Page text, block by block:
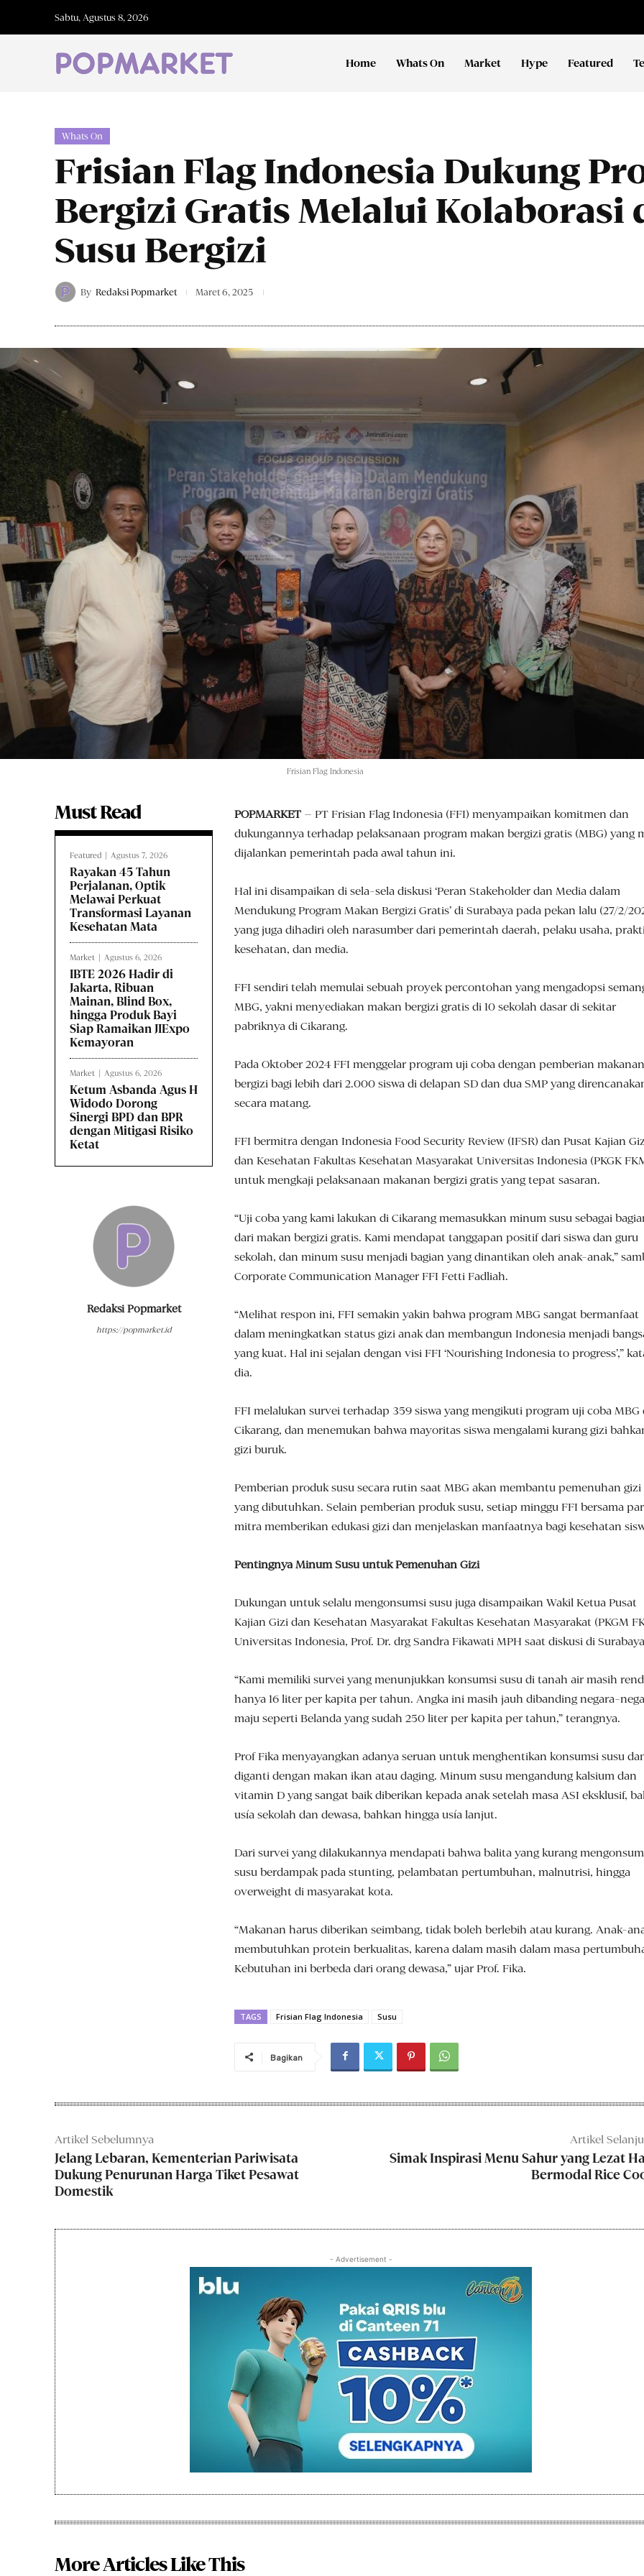
Sabtu, Agustus 8, 2026
Home Whats On Market Hype Featured
Whats On
Frisian Flag Indonesia Dukung
Bergizi Gratis Melalui Kolaborasi
Susu Bergizi
By Redaksi Popmarket Maret 6, 2025
Frisian Flag Indonesia
Must Read
Featured Agustus 7, 2026
Rayakan 45 Tahun
Perjalanan, Optik
Melawai Perkuat
Transformasi Layanan
Kesehatan Mata
Market Agustus 6, 2026
IBTE 2026 Hadir di
Jakarta, Ribuan
Mainan, Blind Box,
hingga Produk Bayi
Siap Ramaikan JIExpo
Kemayoran
Market Agustus 6, 2026
Ketum Asbanda Agus H
Widodo Dorong
Sinergi BPD dan BPR
dengan Mitigasi Risiko
Ketat
Redaksi Popmarket
https://popmarket.id
POPMARKET – PT Frisian Flag Indonesia (FFI) menyampaikan komitmen dan
dukungannya terhadap pelaksanaan program makan bergizi gratis (MBG) yang
dijalankan pemerintah pada awal tahun ini.
Hal ini disampaikan di sela-sela diskusi ‘Peran Stakeholder dan Media dalam
Mendukung Program Makan Bergizi Gratis’ di Surabaya pada pekan lalu (27/2/
yang juga dihadiri oleh narasumber dari pemerintah daerah, pelaku usaha,
kesehatan, dan media.
FFI sendiri telah memulai sebuah proyek percontohan yang mengadopsi
MBG, yakni menyediakan makan bergizi gratis di 10 sekolah dasar di sekitar
pabriknya di Cikarang.
Pada Oktober 2024 FFI menggelar program uji coba dengan pemberian makanan
bergizi bagi lebih dari 2.000 siswa di delapan SD dan dua SMP yang
secara matang.
FFI bermitra dengan Indonesia Food Security Review (IFSR) dan Pusat Kajian
dan Kesehatan Fakultas Kesehatan Masyarakat Universitas Indonesia (PKGK
untuk mengkaji pelaksanaan makanan bergizi gratis yang tepat sasaran.
“Uji coba yang kami lakukan di Cikarang memasukkan minum susu sebagai
dari makan bergizi gratis. Kami mendapat tanggapan positif dari siswa dan guru
sekolah, dan minum susu menjadi bagian yang dinantikan oleh anak-anak,”
Corporate Communication Manager FFI Fetti Fadliah.
“Melihat respon ini, FFI semakin yakin bahwa program MBG sangat bermanfaat
dalam meningkatkan status gizi anak dan membangun Indonesia menjadi
yang kuat. Hal ini sejalan dengan visi FFI ‘Nourishing Indonesia to progress’,”
dia.
FFI melalukan survei terhadap 359 siswa yang mengikuti program uji coba MBG
Cikarang, dan menemukan bahwa mayoritas siswa mengalami kurang gizi
gizi buruk.
Pemberian produk susu secara rutin saat MBG akan membantu pemenuhan gizi
yang dibutuhkan. Selain pemberian produk susu, setiap minggu FFI bersama
mitra memberikan edukasi gizi dan menjelaskan manfaatnya bagi kesehatan
Pentingnya Minum Susu untuk Pemenuhan Gizi
Dukungan untuk selalu mengonsumsi susu juga disampaikan Wakil Ketua Pusat
Kajian Gizi dan Kesehatan Masyarakat Fakultas Kesehatan Masyarakat (PKGM
Universitas Indonesia, Prof. Dr. drg Sandra Fikawati MPH saat diskusi di
“Kami memiliki survei yang menunjukkan konsumsi susu di tanah air masih
hanya 16 liter per kapita per tahun. Angka ini masih jauh dibanding negara-
maju seperti Belanda yang sudah 250 liter per kapita per tahun,” terangnya.
Prof Fika menyayangkan adanya seruan untuk menghentikan konsumsi susu
diganti dengan makan ikan atau daging. Minum susu mengandung kalsium dan
vitamin D yang sangat baik diberikan kepada anak setelah masa ASI eksklusif,
usía sekolah dan dewasa, bahkan hingga usía lanjut.
Dari survei yang dilakukannya mendapati bahwa balita yang kurang
susu berdampak pada stunting, pelambatan pertumbuhan, malnutrisi, hingga
overweight di masyarakat kota.
“Makanan harus diberikan seimbang, tidak boleh berlebih atau kurang. Anak-
membutuhkan protein berkualitas, karena dalam masih dalam masa
Kebutuhan ini berbeda dari orang dewasa,” ujar Prof. Fika.
TAGS Frisian Flag Indonesia Susu
Bagikan
Artikel Sebelumnya
Jelang Lebaran, Kementerian Pariwisata
Dukung Penurunan Harga Tiket Pesawat
Domestik
Artikel
Simak Inspirasi Menu Sahur yang Lezat
Bermodal Rice
- Advertisement -
More Articles Like This